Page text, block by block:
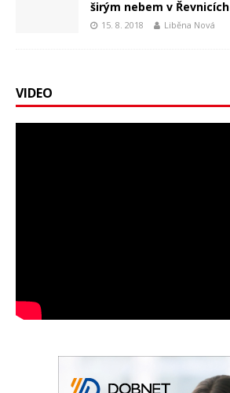
širým nebem v Řevnicích
15. 8. 2018 Liběna Nová
VIDEO